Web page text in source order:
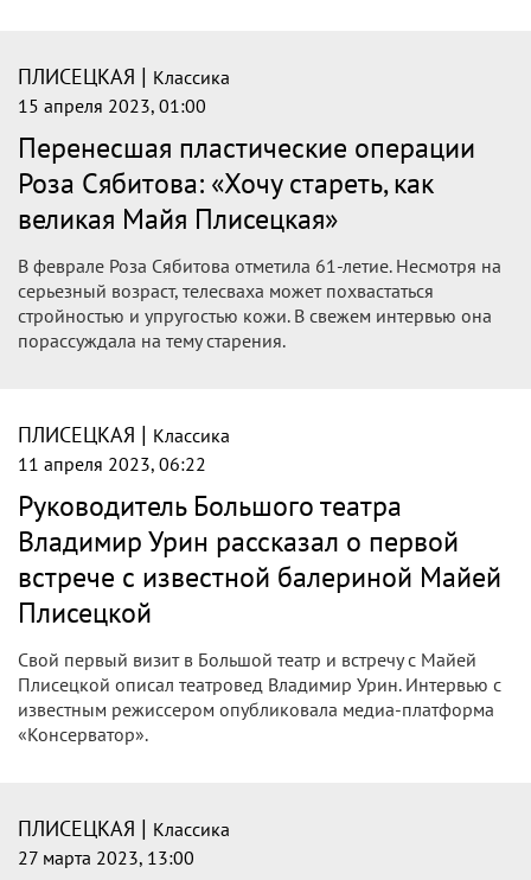
ПЛИСЕЦКАЯ | Классика
15 апреля 2023, 01:00
Перенесшая пластические операции
Роза Сябитова: «Хочу стареть, как
великая Майя Плисецкая»
В феврале Роза Сябитова отметила 61-летие. Несмотря на
серьезный возраст, телесваха может похвастаться
стройностью и упругостью кожи. В свежем интервью она
порассуждала на тему старения.
ПЛИСЕЦКАЯ | Классика
11 апреля 2023, 06:22
Руководитель Большого театра
Владимир Урин рассказал о первой
встрече с известной балериной Майей
Плисецкой
Свой первый визит в Большой театр и встречу с Майей
Плисецкой описал театровед Владимир Урин. Интервью с
известным режиссером опубликовала медиа-платформа
«Консерватор».
ПЛИСЕЦКАЯ | Классика
27 марта 2023, 13:00